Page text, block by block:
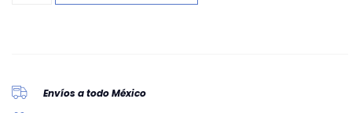
Envíos a todo México